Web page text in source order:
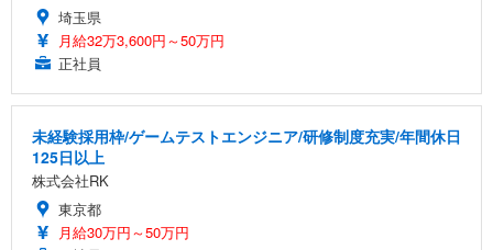
埼玉県
月給32万3,600円～50万円
正社員
未経験採用枠/ゲームテストエンジニア/研修制度充実/年間休日
125日以上
株式会社RK
東京都
月給30万円～50万円